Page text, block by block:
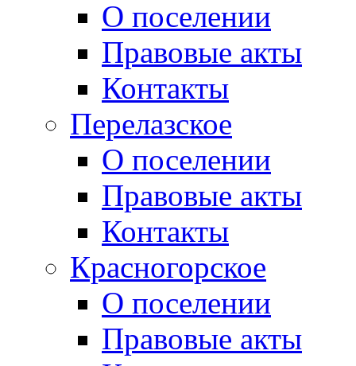
О поселении
Правовые акты
Контакты
Перелазское
О поселении
Правовые акты
Контакты
Красногорское
О поселении
Правовые акты